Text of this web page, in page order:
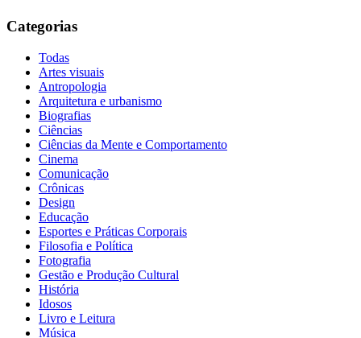
Categorias
Todas
Artes visuais
Antropologia
Arquitetura e urbanismo
Biografias
Ciências
Ciências da Mente e Comportamento
Cinema
Comunicação
Crônicas
Design
Educação
Esportes e Práticas Corporais
Filosofia e Política
Fotografia
Gestão e Produção Cultural
História
Idosos
Livro e Leitura
Música